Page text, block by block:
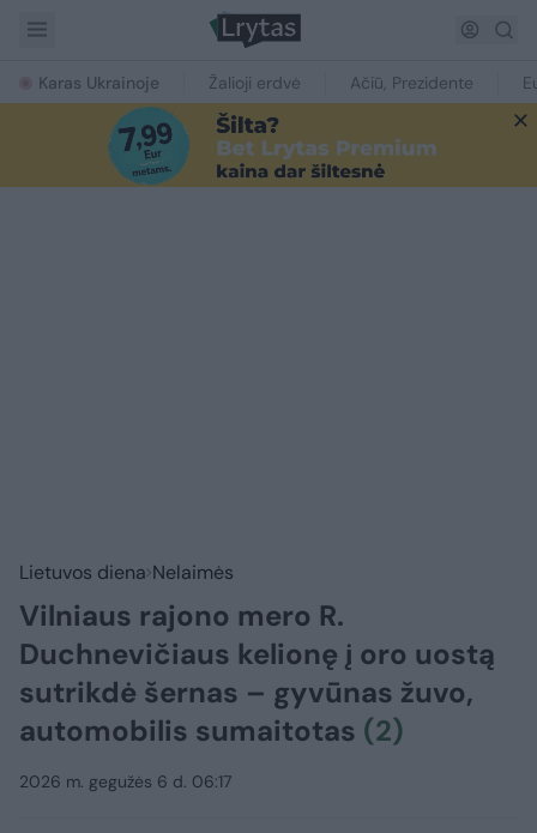
Karas Ukrainoje Žalioji erdvė Ačiū, Prezidente
Lietuvos diena Nelaimės
Vilniaus rajono mero R.
Duchnevičiaus kelionę į oro uostą
sutrikdė šernas – gyvūnas žuvo,
automobilis sumaitotas (2)
2026 m. gegužės 6 d. 06:17